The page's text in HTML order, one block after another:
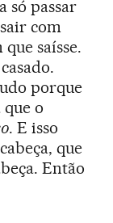
só passar
com
saísse.
porque
o
. E isso
que
Então